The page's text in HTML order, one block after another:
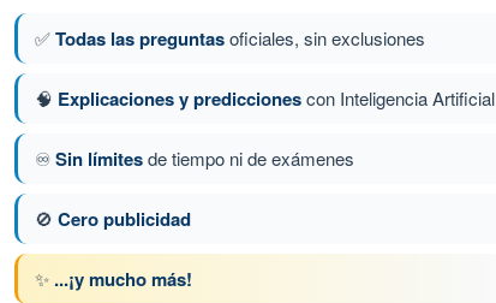
de domicilio.
55 de 113
✅Todas las preguntasoficiales, sin exclusiones
🧠 Explicaciones y prediccionescon Inteligencia Artificial
♾️Sin límitesde tiempo ni de exámenes
🚫 Cero publicidad
✨ ...¡y mucho más!